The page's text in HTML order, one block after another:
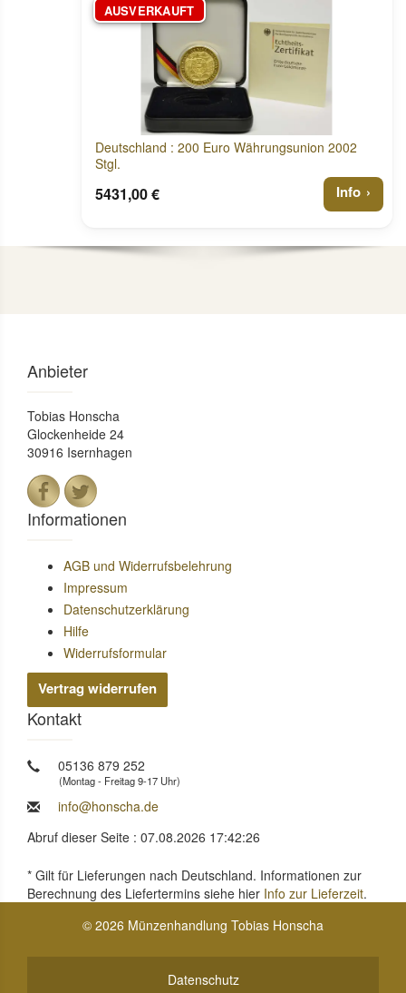
AUSVERKAUFT
Deutschland : 200 Euro Währungsunion 2002
Stgl.
5431,00 € Info
Anbieter
Tobias Honscha
Glockenheide 24
30916 Isernhagen
Informationen
AGB und Widerrufsbelehrung
Impressum
Datenschutzerklärung
Hilfe
Widerrufsformular
Vertrag widerrufen
Kontakt
05136 879 252
(Montag - Freitag 9-17 Uhr)
info@honscha.de
Abruf dieser Seite : 07.08.2026 17:42:26
* Gilt für Lieferungen nach Deutschland. Informationen zur
Berechnung des Liefertermins siehe hier Info zur Lieferzeit.
© 2026 Münzenhandlung Tobias Honscha
Datenschutz